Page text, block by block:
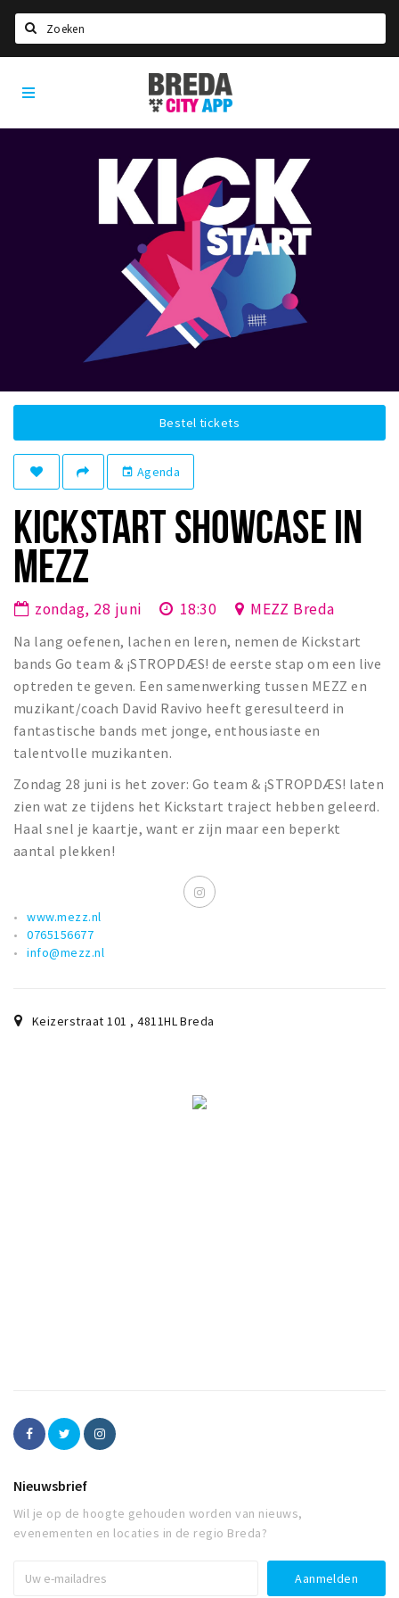
Home
Agenda
Nieuws, interviews & blogs
Winkels
Parkeren
Musea, theaters & podia
Uitjes & activiteiten
Toeristische routes
Natuurgebieden
Baroniepoorten
Sport
Privacy
Inloggen
Breda
City
App
Bestel tickets
event Agenda
KICKSTART SHOWCASE IN
MEZZ
zondag, 28 juni 18:30 MEZZ Breda
Na lang oefenen, lachen en leren, nemen de Kickstart
bands Go team & ¡STROPDÆS! de eerste stap om een live
optreden te geven. Een samenwerking tussen MEZZ en
muzikant/coach David Ravivo heeft geresulteerd in
fantastische bands met jonge, enthousiaste en
talentvolle muzikanten.
Zondag 28 juni is het zover: Go team & ¡STROPDÆS! laten
zien wat ze tijdens het Kickstart traject hebben geleerd.
Haal snel je kaartje, want er zijn maar een beperkt
aantal plekken!
www.mezz.nl
0765156677
info@mezz.nl
Keizerstraat 101 ,4811HLBreda
Nieuwsbrief
Wil je op de hoogte gehouden worden van nieuws,
evenementen en locaties in de regio Breda?